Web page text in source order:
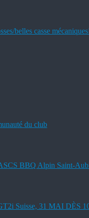
belles casse
du club
BBQ Alpin Saint-
Suisse, 31 MAI DÈS